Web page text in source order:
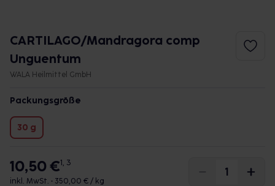
CARTILAGO/Mandragora comp
Unguentum
WALA Heilmittel GmbH
Packungsgröße
30 g
10,50 €1, 3
inkl. MwSt. • 350,00 € / kg